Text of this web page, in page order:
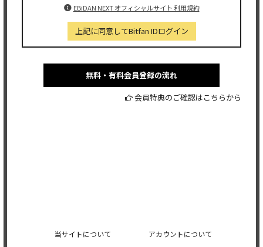
EBiDAN NEXT オフィシャルサイト 利用規約
上記に同意してBitfan IDログイン
無料・有料会員登録の流れ
会員特典のご確認はこちらから
当サイトについて アカウントについて